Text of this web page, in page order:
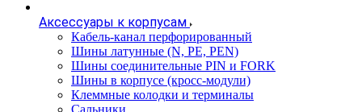
Аксессуары к корпусам
Кабель-канал перфорированный
Шины латунные (N, PE, PEN)
Шины соединительные PIN и FORK
Шины в корпусе (кросс-модули)
Клеммные колодки и терминалы
Сальники